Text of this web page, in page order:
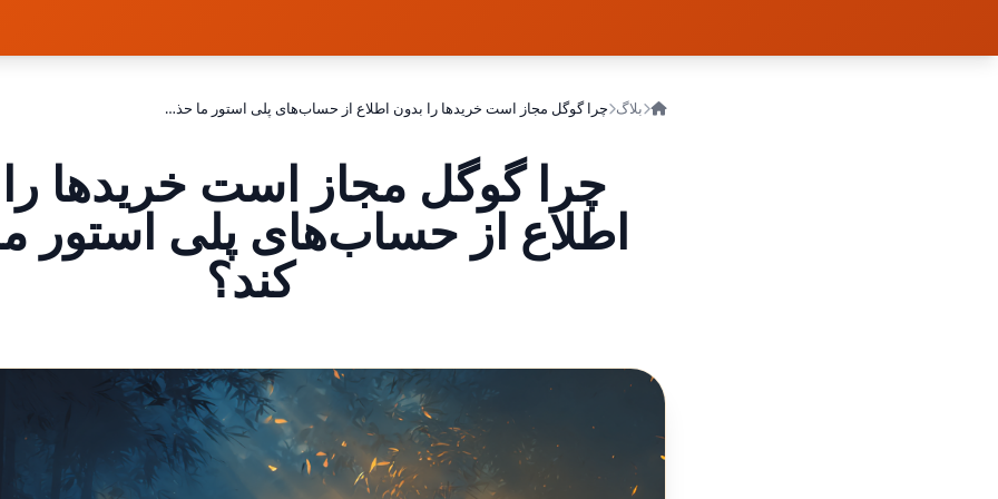
بلاگ چرا گوگل مجاز است خریدها را بدون اطلاع از حساب‌های پلی استور ما حذف کند؟
چرا گوگل مجاز است خریدها
اطلاع از حساب‌های پلی استور
کند؟